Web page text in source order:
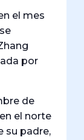
el mes
por
de
el norte
su padre,